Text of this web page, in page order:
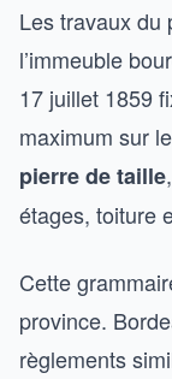
Les travaux du
l’immeuble
17 juillet 1859
maximum sur
pierre de taille
étages, toiture
Cette
province.
règlements